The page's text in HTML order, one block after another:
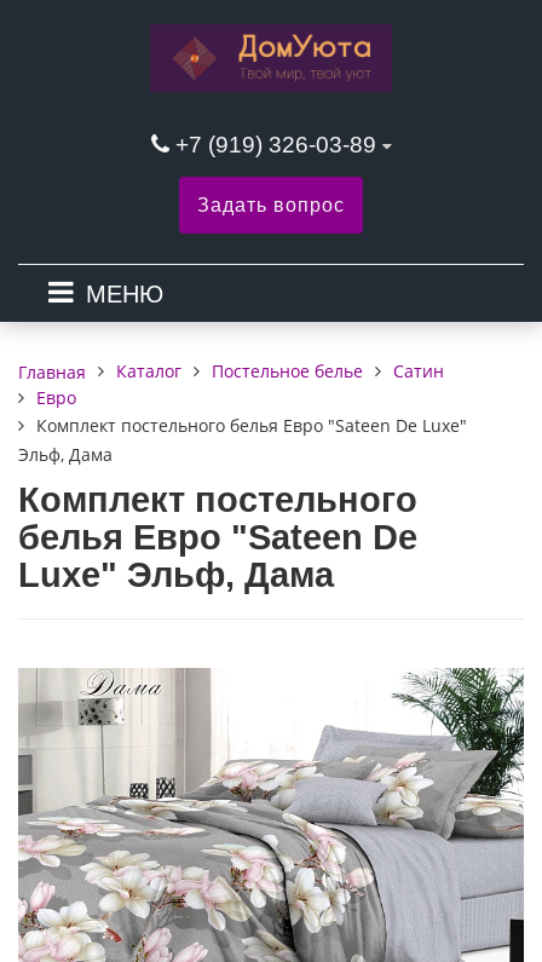
+7 (919) 326-03-89
Задать вопрос
МЕНЮ
Главная Каталог Постельное белье
Сатин
Евро
Комплект постельного белья Евро "Sateen De Luxe"
Эльф, Дама
Комплект постельного
белья Евро "Sateen De
Luxe" Эльф, Дама